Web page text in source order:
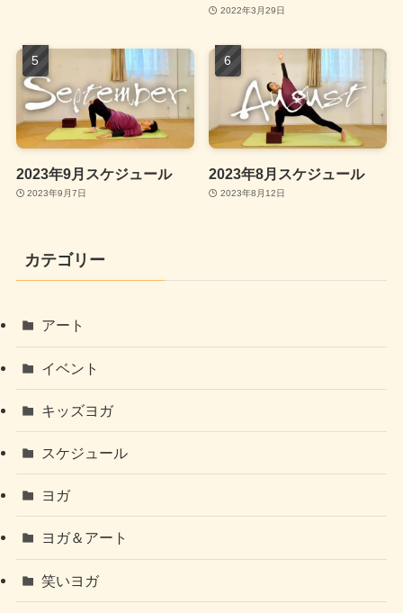
2022年3月29日
2023年9月スケジュール
2023年9月7日
2023年8月スケジュール
2023年8月12日
カテゴリー
アート
イベント
キッズヨガ
スケジュール
ヨガ
ヨガ＆アート
笑いヨガ